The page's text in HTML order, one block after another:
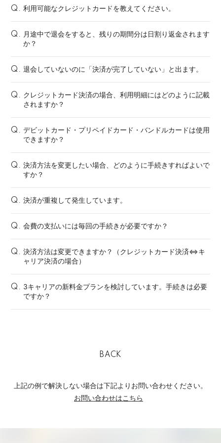
Q. 利用可能なクレジットカードを教えてください。
Q. 月途中で退会をすると、残りの期間分は日割り返金されます
か？
Q. 退会していないのに「決済が完了していない」と出ます。
Q. クレジットカード決済の場合、利用明細にはどのように記載
されますか？
Q. デビットカード・プリペイドカード・バンドルカードは使用
できますか？
Q. 決済方法を変更したい場合、どのように手続きすればよいで
すか？
Q. 決済が重複して発生しています。
Q. 会費の支払いには毎回の手続きが必要ですか？
Q. 決済方法は変更できますか？（クレジットカード決済⇔キ
ャリア決済の場合）
Q. 3キャリアの新料金プランを検討しています。手続きは必要
ですか？
BACK
上記の例で解決しない場合は下記よりお問い合わせください。
お問い合わせはこちら